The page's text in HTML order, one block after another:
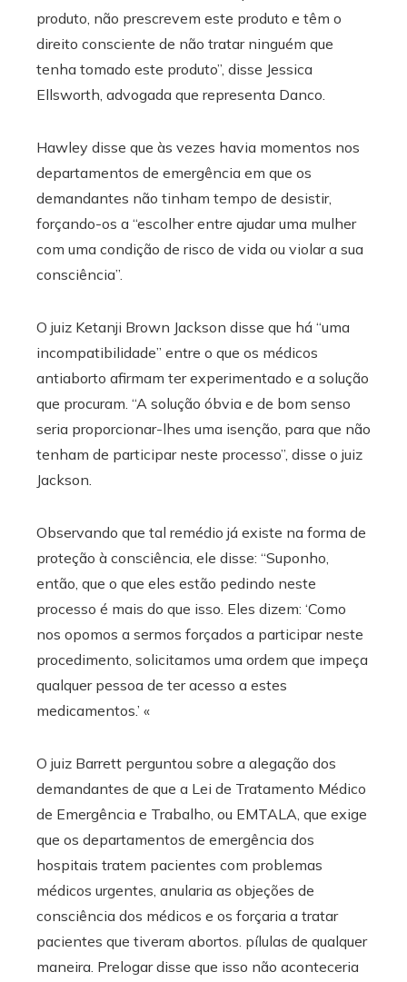
produto, não prescrevem este produto e têm o
direito consciente de não tratar ninguém que
tenha tomado este produto”, disse Jessica
Ellsworth, advogada que representa Danco.
Hawley disse que às vezes havia momentos nos
departamentos de emergência em que os
demandantes não tinham tempo de desistir,
forçando-os a “escolher entre ajudar uma mulher
com uma condição de risco de vida ou violar a sua
consciência”.
O juiz Ketanji Brown Jackson disse que há “uma
incompatibilidade” entre o que os médicos
antiaborto afirmam ter experimentado e a solução
que procuram. “A solução óbvia e de bom senso
seria proporcionar-lhes uma isenção, para que não
tenham de participar neste processo”, disse o juiz
Jackson.
Observando que tal remédio já existe na forma de
proteção à consciência, ele disse: “Suponho,
então, que o que eles estão pedindo neste
processo é mais do que isso. Eles dizem: ‘Como
nos opomos a sermos forçados a participar neste
procedimento, solicitamos uma ordem que impeça
qualquer pessoa de ter acesso a estes
medicamentos.’ «
O juiz Barrett perguntou sobre a alegação dos
demandantes de que a Lei de Tratamento Médico
de Emergência e Trabalho, ou EMTALA, que exige
que os departamentos de emergência dos
hospitais tratem pacientes com problemas
médicos urgentes, anularia as objeções de
consciência dos médicos e os forçaria a tratar
pacientes que tiveram abortos. pílulas de qualquer
maneira. Prelogar disse que isso não aconteceria